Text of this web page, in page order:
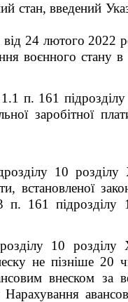
стан, введений
від 24 лютого
воєнного стану в
1.1 п. 161
заробітної
10 розділу
встановленої
п. 161
10 розділу
не пізніше 20
внеском за